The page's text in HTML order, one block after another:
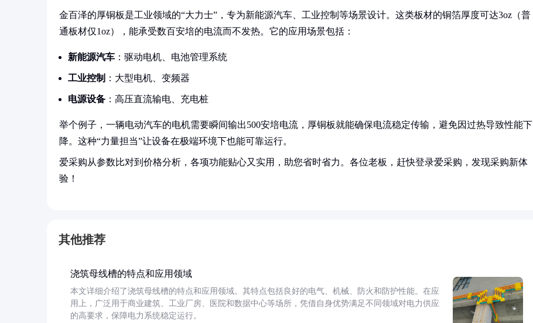
金百泽的厚铜板是工业领域的“大力士”，专为新能源汽车、工业控制等场景设计。这类板材的铜箔厚度可达3oz（普
通板材仅1oz），能承受数百安培的电流而不发热。它的应用场景包括：
新能源汽车 ：驱动电机、电池管理系统
工业控制 ：大型电机、变频器
电源设备 ：高压直流输电、充电桩
举个例子，一辆电动汽车的电机需要瞬间输出500安培电流，厚铜板就能确保电流稳定传输，避免因过热导致性能下
降。这种“力量担当”让设备在极端环境下也能可靠运行。
爱采购从参数比对到价格分析，各项功能贴心又实用，助您省时省力。各位老板，赶快登录爱采购，发现采购新体
验！
其他推荐
浇筑母线槽的特点和应用领域
本文详细介绍了浇筑母线槽的特点和应用领域。其特点包括良好的电气、机械、防火和防护性能。在应
用上，广泛用于商业建筑、工业厂房、医院和数据中心等场所，凭借自身优势满足不同领域对电力供应
的高要求，保障电力系统稳定运行。